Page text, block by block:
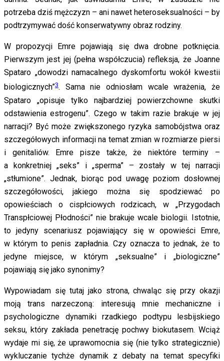
potrzeba dziś mężczyzn – ani nawet heteroseksualności – by
podtrzymywać dość konserwatywny obraz rodziny.
W propozycji Emre pojawiają się dwa drobne potknięcia.
Pierwszym jest jej (pełna współczucia) refleksja, że Joanne
Spataro „dowodzi namacalnego dyskomfortu wokół kwestii
biologicznych”3. Sama nie odniosłam wcale wrażenia, że
Spataro „opisuje tylko najbardziej powierzchowne skutki
odstawienia estrogenu”. Czego w takim razie brakuje w jej
narracji? Być może zwiększonego ryzyka samobójstwa oraz
szczegółowych informacji na temat zmian w rozmiarze piersi
i genitaliów. Emre pisze także, że niektóre terminy –
a konkretniej „seks” i „sperma” – zostały w tej narracji
„stłumione”. Jednak, biorąc pod uwagę poziom dosłownej
szczegółowości, jakiego można się spodziewać po
opowieściach o cispłciowych rodzicach, w „Przygodach
Transpłciowej Płodności” nie brakuje wcale biologii. Istotnie,
to jedyny scenariusz pojawiający się w opowieści Emre,
w którym to penis zapładnia. Czy oznacza to jednak, że to
jedyne miejsce, w którym „seksualne” i „biologiczne”
pojawiają się jako synonimy?
Wypowiadam się tutaj jako strona, chwaląc się przy okazji
moją trans narzeczoną: interesują mnie mechaniczne i
psychologiczne dynamiki rzadkiego podtypu lesbijskiego
seksu, który zakłada penetrację pochwy biokutasem. Wciąż
wydaje mi się, że uprawomocnia się (nie tylko strategicznie)
wykluczanie tychże dynamik z debaty na temat specyfiki